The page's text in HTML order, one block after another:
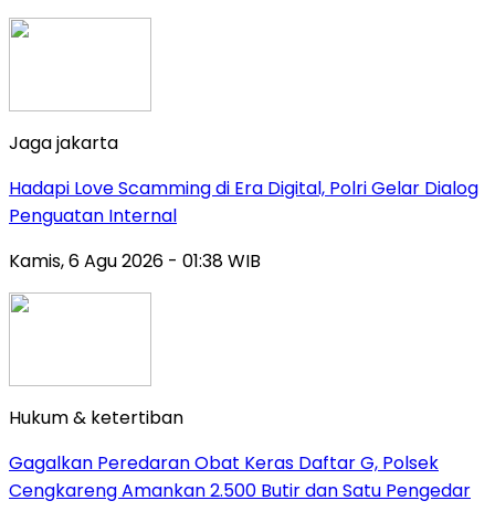
Jaga jakarta
Hadapi Love Scamming di Era Digital, Polri Gelar Dialog
Penguatan Internal
Kamis, 6 Agu 2026 - 01:38 WIB
Hukum & ketertiban
Gagalkan Peredaran Obat Keras Daftar G, Polsek
Cengkareng Amankan 2.500 Butir dan Satu Pengedar